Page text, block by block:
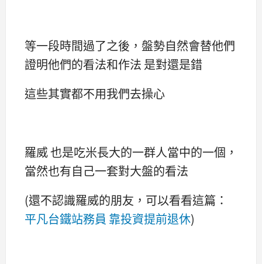
等一段時間過了之後，盤勢自然會替他們
證明他們的看法和作法 是對還是錯
這些其實都不用我們去操心
羅威 也是吃米長大的一群人當中的一個，
當然也有自己一套對大盤的看法
(還不認識羅威的朋友，可以看看這篇：
平凡台鐵站務員 靠投資提前退休)